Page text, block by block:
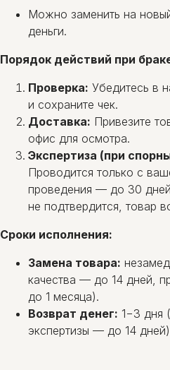
Можно заменить на
деньги.
Порядок действий при
Проверка: Убедитесь в
и сохраните чек.
Доставка: Привезите
офис для осмотра.
Экспертиза (при
Проводится только с
проведения — до 30
не подтвердится, товар
Сроки исполнения:
Замена товара:
качества — до 14 дней,
до 1 месяца).
Возврат денег: 1−3 дня
экспертизы — до 14